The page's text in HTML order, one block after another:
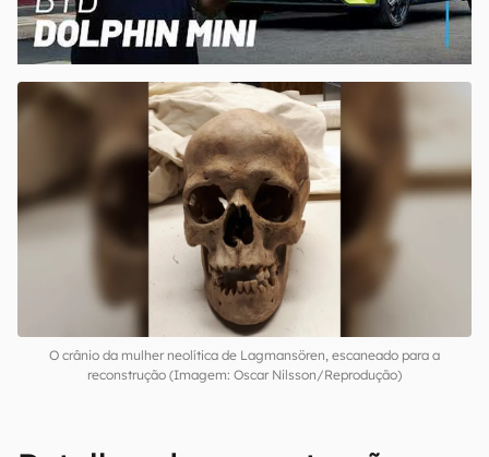
00:00/04:07
O crânio da mulher neolítica de Lagmansören, escaneado para a
reconstrução (Imagem: Oscar Nilsson/Reprodução)